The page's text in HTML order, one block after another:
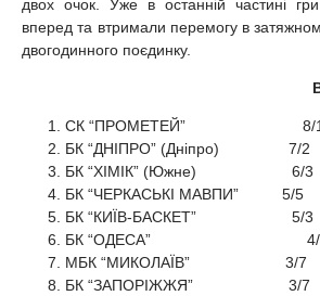
двох очок. Уже в останній частині
вперед та втримали перемогу в
двогодинного поєдинку.
В/П
СК “ПРОМЕТЕЙ”
БК “ДНІПРО”
БК “ХІМІК” (Южне)
БК “ЧЕРКАСЬКІ МАВПИ”
БК “КИЇВ-БАСКЕТ”
БК “ОДЕСА”
МБК “МИКОЛАЇВ”
БК “ЗАПОРІЖЖЯ”